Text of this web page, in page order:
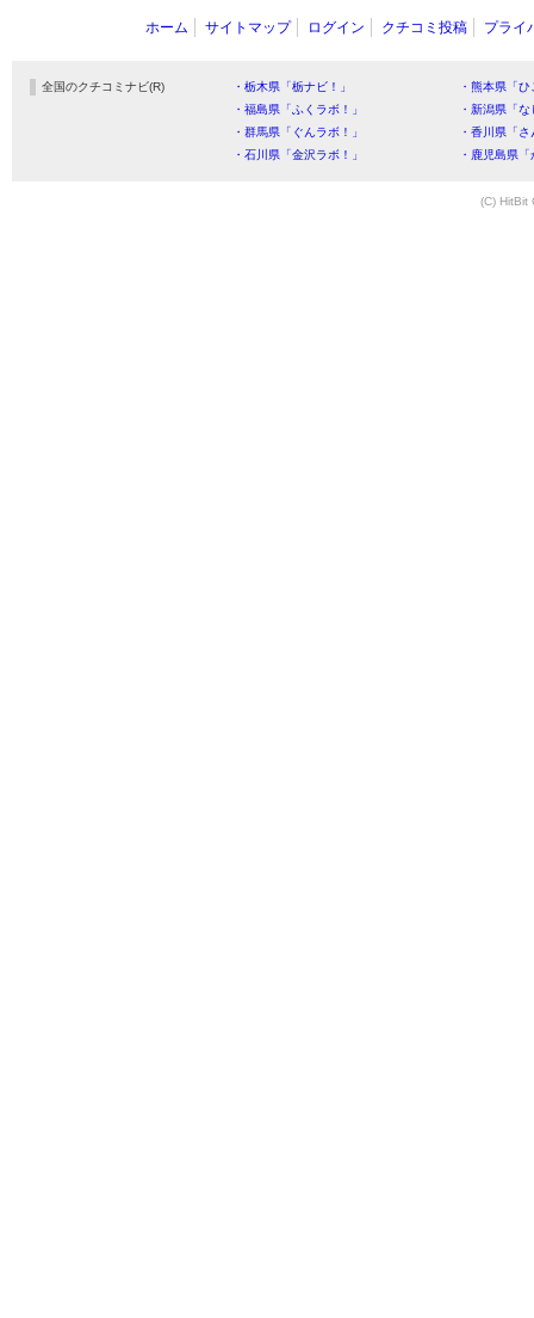
ホーム サイトマップ ログイン クチコミ投稿 プライ
全国のクチコミナビ(R) ・栃木県「栃ナビ！」
・熊本県「
・福島県「ふくラボ！」
・新潟県「
・群馬県「ぐんラボ！」
・香川県「
・石川県「金沢ラボ！」
・鹿児島県
(C) HitBit